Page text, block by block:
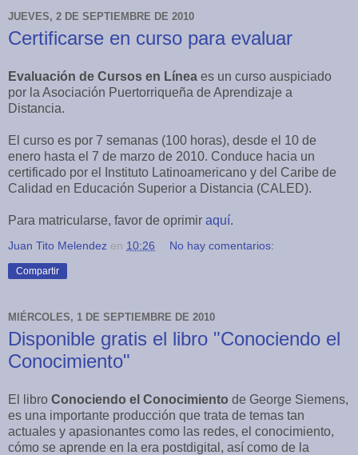
JUEVES, 2 DE SEPTIEMBRE DE 2010
Certificarse en curso para evaluar
Evaluación de Cursos en Línea es un curso auspiciado
por la Asociación Puertorriqueña de Aprendizaje a
Distancia.
El curso es por 7 semanas (100 horas), desde el 10 de
enero hasta el 7 de marzo de 2010. Conduce hacia un
certificado por el Instituto Latinoamericano y del Caribe de
Calidad en Educación Superior a Distancia (CALED).
Para matricularse, favor de oprimir aquí.
Juan Tito Melendez en 10:26 No hay comentarios:
Compartir
MIÉRCOLES, 1 DE SEPTIEMBRE DE 2010
Disponible gratis el libro "Conociendo el
Conocimiento"
El libro Conociendo el Conocimiento de George Siemens,
es una importante producción que trata de temas tan
actuales y apasionantes como las redes, el conocimiento,
cómo se aprende en la era postdigital, así como de la